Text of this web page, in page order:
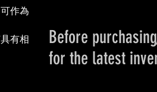
作為
有相
Before
for the latest